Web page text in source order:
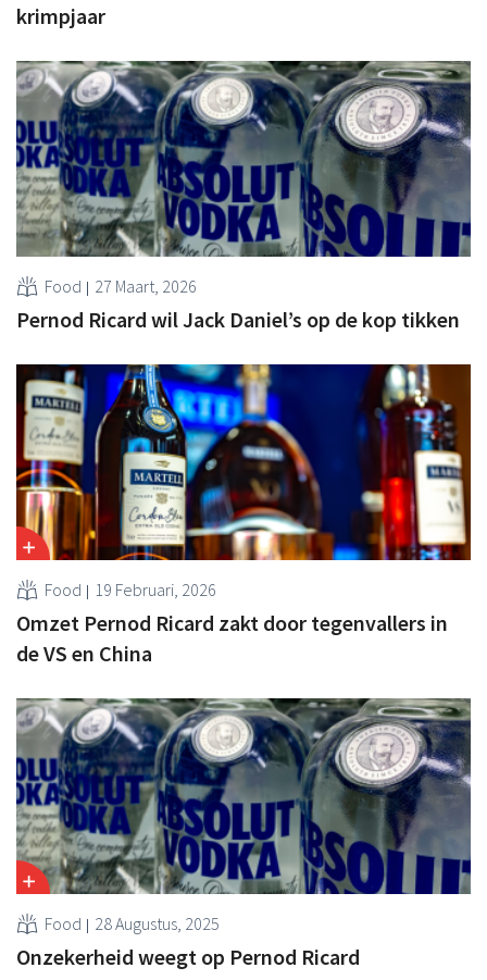
krimpjaar
Food 27 Maart, 2026
Pernod Ricard wil Jack Daniel’s op de kop tikken
Food 19 Februari, 2026
Omzet Pernod Ricard zakt door tegenvallers in
de VS en China
Food 28 Augustus, 2025
Onzekerheid weegt op Pernod Ricard